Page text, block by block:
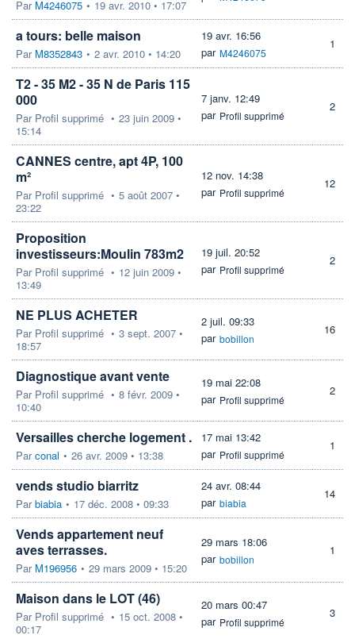
Par M4246075 • 19 avr. 2010 • 17:07
a tours: belle maison
Par M8352843 • 2 avr. 2010 • 14:20
19 avr. 16:56
par M4246075
1
T2 - 35 M2 - 35 N de Paris 115
000 
Par Profil supprimé • 23 juin 2009 •
15:14
7 janv. 12:49
par Profil supprimé
2
CANNES centre, apt 4P, 100
m²
Par Profil supprimé • 5 août 2007 •
23:22
12 nov. 14:38
par Profil supprimé
12
Proposition
investisseurs:Moulin 783m2
Par Profil supprimé • 12 juin 2009 •
13:49
19 juil. 20:52
par Profil supprimé
2
NE PLUS ACHETER
Par Profil supprimé • 3 sept. 2007 •
18:57
2 juil. 09:33
par bobillon
16
Diagnostique avant vente
Par Profil supprimé • 8 févr. 2009 •
10:40
19 mai 22:08
par Profil supprimé
2
Versailles cherche logement .
Parconal • 26 avr. 2009 • 13:38
17 mai 13:42
par Profil supprimé
1
vends studio biarritz
Parbiabia • 17 déc. 2008 • 09:33
24 avr. 08:44
par biabia
14
Vends appartement neuf
aves terrasses.
Par M196956 • 29 mars 2009 • 15:20
29 mars 18:06
par bobillon
1
Maison dans le LOT (46)
Par Profil supprimé • 15 oct. 2008 •
00:17
20 mars 00:47
par Profil supprimé
3